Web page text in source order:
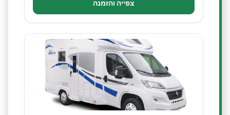
צפייה והזמנה